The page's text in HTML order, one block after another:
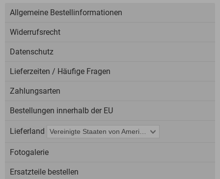
Allgemeine Bestellinformationen
Widerrufsrecht
Datenschutz
Lieferzeiten / Häufige Fragen
Zahlungsarten
Bestellungen innerhalb der EU
Lieferland
Fotogalerie
Ersatzteile bestellen